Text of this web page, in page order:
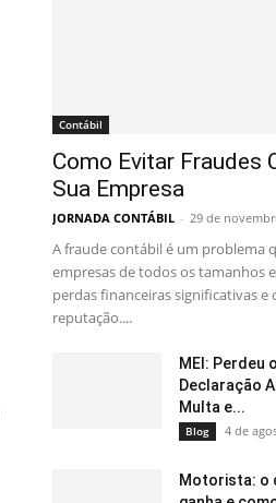
Contábil
Como Evitar Fraudes
Sua Empresa
JORNADA CONTÁBIL - 29 de
A fraude contábil é um problema
empresas de todos os tamanhos
perdas financeiras significativas e
reputação....
MEI: Perdeu
Declaração
Multa e...
Blog 4 de
Motorista: o